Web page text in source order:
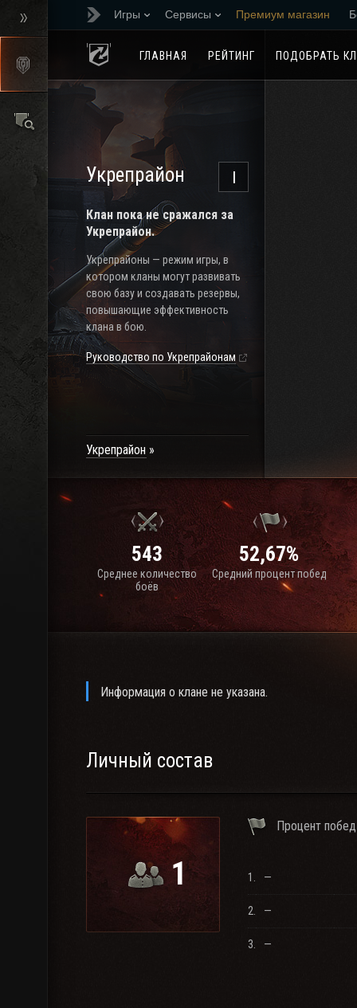
Игры Сервисы Премиум магазин
ГЛАВНАЯ
РЕЙТИНГ ПОДОБРАТЬ
I
Укрепрайон
Клан пока не сражался за
Укрепрайон.
Укрепрайоны — режим игры, в
котором кланы могут развивать
свою базу и создавать резервы,
повышающие эффективность
клана в бою.
Руководство по Укрепрайонам
Укрепрайон
543
Среднее количество
боёв
52,67%
Средний процент побед
Информация о клане не указана.
Личный состав
1
Процент побед
1. —
2. —
3. —